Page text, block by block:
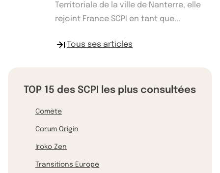
Territoriale de la ville de Nanterre, elle
rejoint France SCPI en tant que...
Tous ses articles
TOP 15 des SCPI les plus consultées
Comète
Corum Origin
Iroko Zen
Transitions Europe